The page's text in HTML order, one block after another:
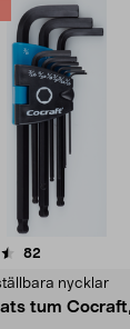
82
nycklar
tum
4.0 av 5 stjärnor